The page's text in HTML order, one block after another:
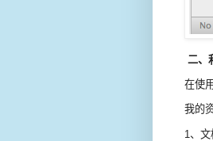
二、
在使
我的
1、文